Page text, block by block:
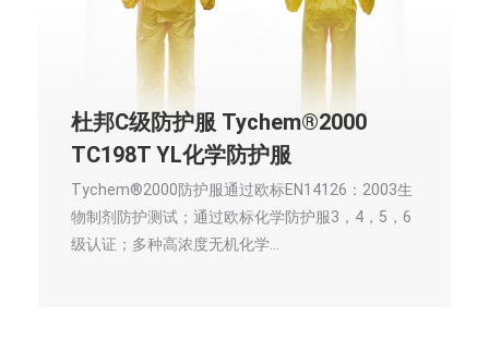
杜邦C级防护服 Tychem®2000
TC198T YL化学防护服
Tychem®2000防护服通过欧标EN14126：2003生
物制剂防护测试；通过欧标化学防护服3，4，5，6
级认证；多种高浓度无机化学…